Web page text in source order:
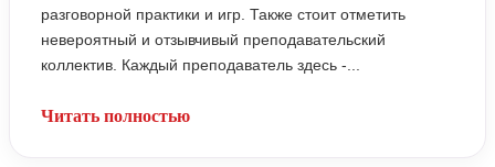
разговорной практики и игр. Также стоит отметить
невероятный и отзывчивый преподавательский
коллектив. Каждый преподаватель здесь -...
Читать полностью